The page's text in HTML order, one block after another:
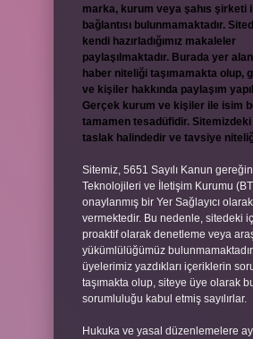
marka, kurum veya şahıs şirketi
bağlantısı bulunmamaktadır.
kendi hazırladığımız makaleler
paylaşılmaktadır. Burada yer
haber niteliği taşımamakta olup,
ve kişiler hakkında paylaşım
Gerçek kurum ve kişiler ile isim
tamamen tesadüfidir.
taslak halindedir ve tavsiye
Sitemiz, 5651 Sayılı Kanun
Teknolojileri ve İletişim Kurumu
onaylanmış bir Yer Sağlayıcı
vermektedir. Bu nedenle, sitedeki
proaktif olarak denetleme veya
yükümlülüğümüz
üyelerimiz yazdıkları içeriklerin
taşımakta olup, siteye üye olarak
sorumluluğu kabul etmiş sayılırlar.
Hukuka ve yasal düzenlemelere